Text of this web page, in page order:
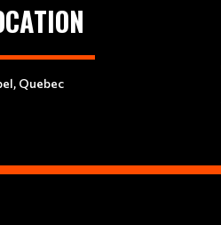
Quebec